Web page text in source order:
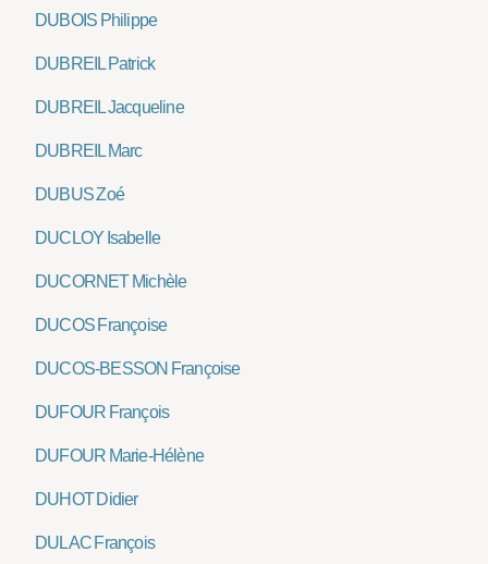
DUBOIS Philippe
DUBREIL Patrick
DUBREIL Jacqueline
DUBREIL Marc
DUBUS Zoé
DUCLOY Isabelle
DUCORNET Michèle
DUCOS Françoise
DUCOS-BESSON Françoise
DUFOUR François
DUFOUR Marie-Hélène
DUHOT Didier
DULAC François